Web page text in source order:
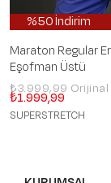
%50 İndirim
İndirim %50
Maraton Regular
Eşofman Üstü
₺1.999,99
₺3.999,99
SUPERSTRETCH